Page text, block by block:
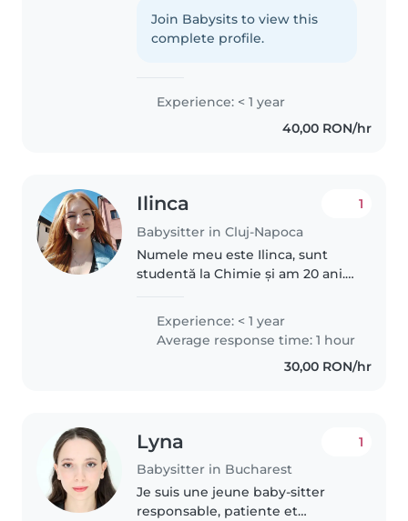
creative și educative. Sunt
responsabilă, serioasă și deschisă
Join Babysits to view this
complete profile.
Experience: < 1 year
40,00 RON/hr
Ilinca
Babysitter in Cluj-Napoca
1
Numele meu este Ilinca, sunt
studentă la Chimie și am 20 ani.
petrecut cu copiii îmi aduce
multă bucurie. Am un spirit..
Experience: < 1 year
Average response time: 1 hour
30,00 RON/hr
Lyna
Babysitter in Bucharest
1
Je suis une jeune baby-sitter
responsable, patiente et